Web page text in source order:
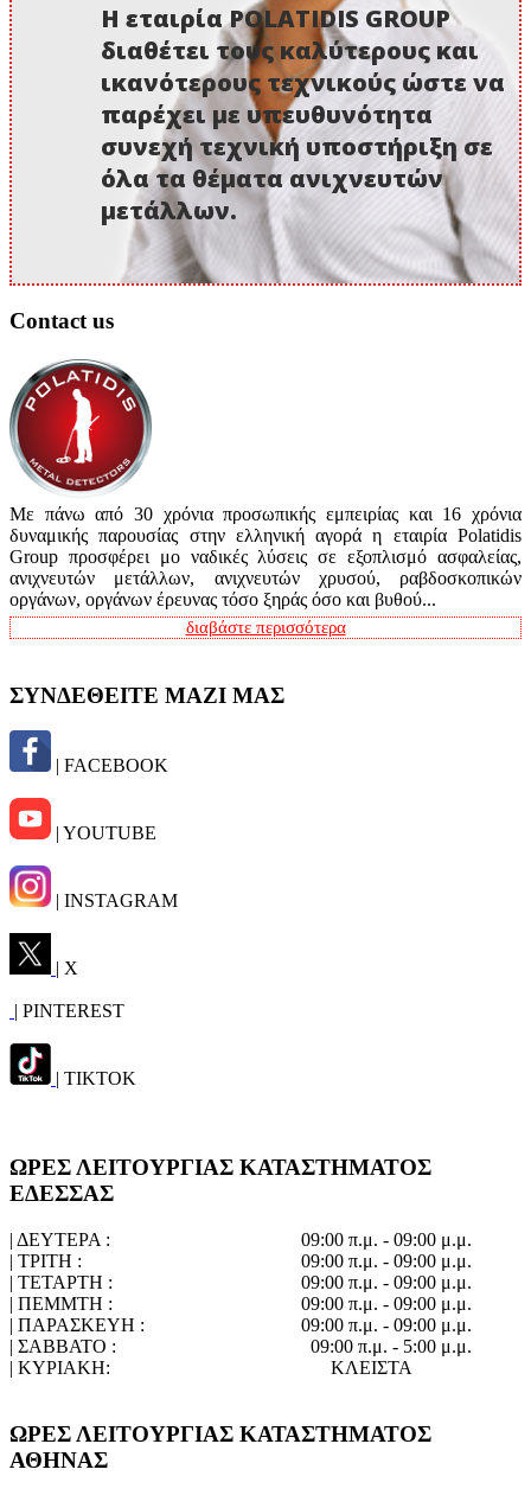
Η εταιρία POLATIDIS GROUP
διαθέτει τους καλύτερους και
ικανότερους τεχνικούς ώστε να
παρέχει με υπευθυνότητα
συνεχή τεχνική υποστήριξη σε
όλα τα θέματα ανιχνευτών
μετάλλων.
Contact us
Με πάνω από 30 χρόνια προσωπικής εμπειρίας και 16 χρόνια
δυναμικής παρουσίας στην ελληνική αγορά η εταιρία Polatidis
Group προσφέρει μο ναδικές λύσεις σε εξοπλισμό ασφαλείας,
ανιχνευτών μετάλλων, ανιχνευτών χρυσού, ραβδοσκοπικών
οργάνων, οργάνων έρευνας τόσο ξηράς όσο και βυθού...
διαβάστε περισσότερα
ΣΥΝΔΕΘΕΙΤΕ ΜΑΖΙ ΜΑΣ
| FACEBOOK
| YOUTUBE
| INSTAGRAM
| X
| PINTEREST
| TIKTOK
ΩΡΕΣ ΛΕΙΤΟΥΡΓΙΑΣ ΚΑΤΑΣΤΗΜΑΤΟΣ
ΕΔΕΣΣΑΣ
| ΔΕΥΤΕΡΑ :
09:00 π.μ. - 09:00 μ.μ.
| ΤΡΙΤΗ :
09:00 π.μ. - 09:00 μ.μ.
| ΤΕΤΑΡΤΗ :
09:00 π.μ. - 09:00 μ.μ.
| ΠΕΜΜΤΗ :
09:00 π.μ. - 09:00 μ.μ.
| ΠΑΡΑΣΚΕΥΗ :
09:00 π.μ. - 09:00 μ.μ.
| ΣΑΒΒΑΤΟ :
09:00 π.μ. - 5:00 μ.μ.
| ΚΥΡΙΑΚΗ:
ΚΛΕΙΣΤΑ
ΩΡΕΣ ΛΕΙΤΟΥΡΓΙΑΣ ΚΑΤΑΣΤΗΜΑΤΟΣ
ΑΘΗΝΑΣ